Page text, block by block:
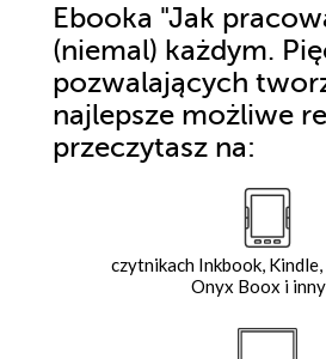
Ebooka "Jak
(niemal) każdym.
pozwalających
najlepsze możliwe
przeczytasz na:
czytnikach Inkbook,
Onyx Boox i